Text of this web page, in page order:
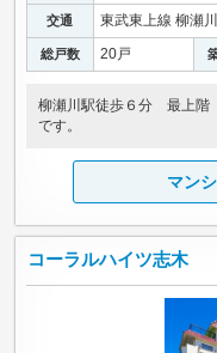
交通 東武東上線 柳瀬
総戸数 20戸
柳瀬川駅徒歩６分 最上
です。
マン
コーラルハイツ志木